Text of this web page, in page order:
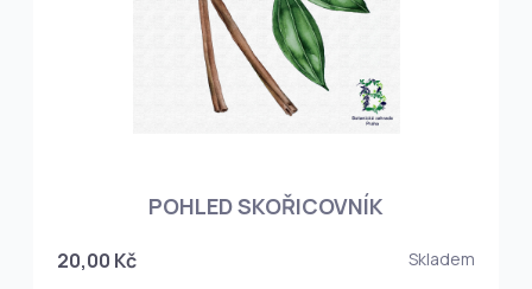
POHLED SKOŘICOVNÍK
20,00 Kč Skladem